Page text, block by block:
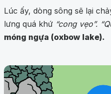
Lúc ấy, dòng sông sẽ lại
lưng quá khứ “cong vẹo”.
móng ngựa (oxbow lake).